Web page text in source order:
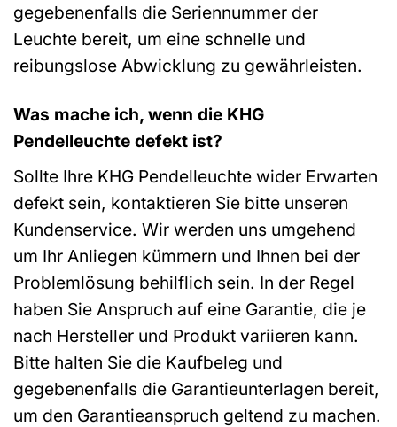
gegebenenfalls die Seriennummer der
Leuchte bereit, um eine schnelle und
reibungslose Abwicklung zu gewährleisten.
Was mache ich, wenn die KHG
Pendelleuchte defekt ist?
Sollte Ihre KHG Pendelleuchte wider Erwarten
defekt sein, kontaktieren Sie bitte unseren
Kundenservice. Wir werden uns umgehend
um Ihr Anliegen kümmern und Ihnen bei der
Problemlösung behilflich sein. In der Regel
haben Sie Anspruch auf eine Garantie, die je
nach Hersteller und Produkt variieren kann.
Bitte halten Sie die Kaufbeleg und
gegebenenfalls die Garantieunterlagen bereit,
um den Garantieanspruch geltend zu machen.